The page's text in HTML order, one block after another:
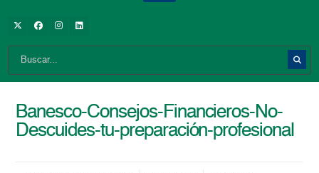
Banesco-Consejos-Financieros-No-
Descuides-tu-preparación-profesional